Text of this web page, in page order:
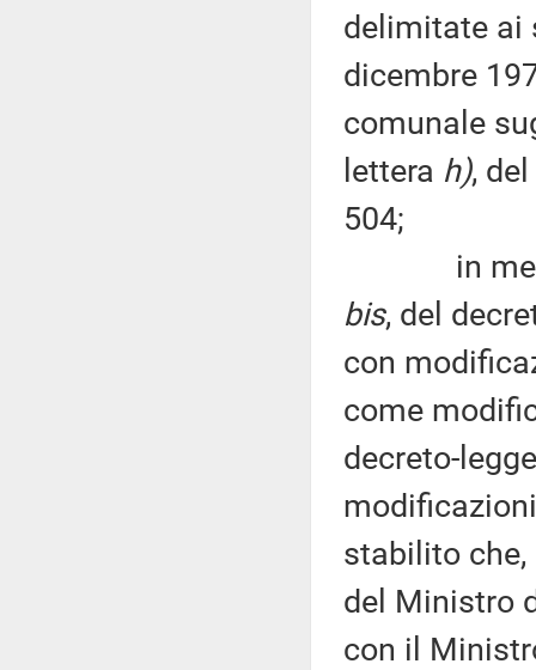
delimitate ai
dicembre
comunale
lettera h),
504;
in merito
bis, del
con
come
decreto-
stabilito che,
del Ministro
con il